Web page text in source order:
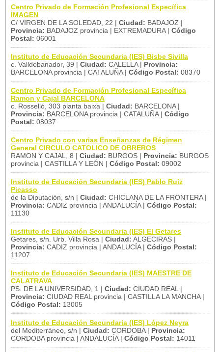
Centro Privado de Formación Profesional Específica
IMAGEN
C/ VIRGEN DE LA SOLEDAD, 22 | Ciudad: BADAJOZ |
Provincia: BADAJOZ provincia | EXTREMADURA | Código
Postal: 06001
Instituto de Educación Secundaria (IES) Bisbe Sivilla
c. Valldebanador, 39 | Ciudad: CALELLA | Provincia:
BARCELONA provincia | CATALUÑA | Código Postal: 08370
Centro Privado de Formación Profesional Específica
Ramon y Cajal BARCELONA
c. Rosselló, 303 planta baixa | Ciudad: BARCELONA |
Provincia: BARCELONA provincia | CATALUÑA | Código
Postal: 08037
Centro Privado con varias Enseñanzas de Régimen
General CIRCULO CATOLICO DE OBREROS
RAMON Y CAJAL, 8 | Ciudad: BURGOS | Provincia: BURGOS
provincia | CASTILLA Y LEÓN | Código Postal: 09002
Instituto de Educación Secundaria (IES) Pablo Ruiz
Picasso
de la Diputación, s/n | Ciudad: CHICLANA DE LA FRONTERA |
Provincia: CADIZ provincia | ANDALUCÍA | Código Postal:
11130
Instituto de Educación Secundaria (IES) El Getares
Getares, s/n. Urb. Villa Rosa | Ciudad: ALGECIRAS |
Provincia: CADIZ provincia | ANDALUCÍA | Código Postal:
11207
Instituto de Educación Secundaria (IES) MAESTRE DE
CALATRAVA
PS. DE LA UNIVERSIDAD, 1 | Ciudad: CIUDAD REAL |
Provincia: CIUDAD REAL provincia | CASTILLA LA MANCHA |
Código Postal: 13005
Instituto de Educación Secundaria (IES) López Neyra
del Mediterráneo, s/n | Ciudad: CORDOBA | Provincia:
CORDOBA provincia | ANDALUCÍA | Código Postal: 14011